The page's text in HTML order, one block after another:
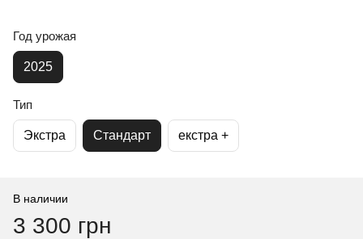
Год урожая
2025
Тип
Экстра Стандарт екстра +
В наличии
3 300 грн